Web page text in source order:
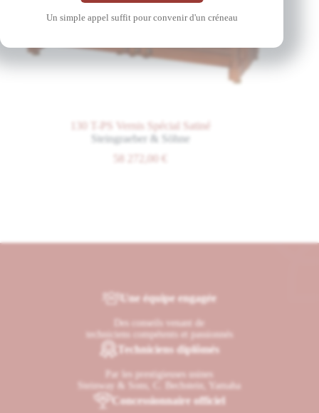
Un simple appel suffit pour convenir d'un créneau
130 T-PS Vernis Spécial Satiné
Steingraeber & Söhne
58 272,00
€
Une équipe engagée
Des conseils venant de
techniciens compétents et passionnés
Techniciens diplômés
Par les prestigieuses usines
Steinway & Sons, C. Bechstein, Yamaha
Concessionnaire officiel